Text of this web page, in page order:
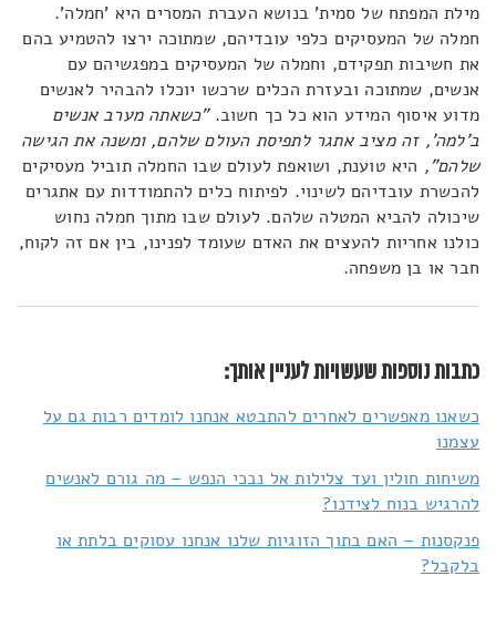
מילת המפתח של סמית' בנושא העברת המסרים היא 'חמלה'.
חמלה של המעסיקים כלפי עובדיהם, שמתוכה ירצו להטמיע בהם
את חשיבות תפקידם, וחמלה של המעסיקים במפגשיהם עם
אנשים, שמתוכה ובעזרת הכלים שרכשו יוכלו להבהיר לאנשים
מדוע איסוף המידע הוא כל כך חשוב."כשאתה מערב אנשים
ב'למה', זה מציב אתגר לתפיסת העולם שלהם, ומשנה את הגישה
שלהם", היא טוענת, ושואפת לעולם שבו החמלה תוביל מעסיקים
להכשרת עובדיהם לשינוי. לפיתוח כלים להתמודדות עם אתגרים
שיכולה להביא המטלה שלהם. לעולם שבו מתוך חמלה נחוש
כולנו אחריות להעצים את האדם שעומד לפנינו, בין אם זה לקוח,
חבר או בן משפחה.
כתבות נוספות שעשויות לעניין אותך:
כשאנו מאפשרים לאחרים להתבטא אנחנו לומדים רבות גם על
עצמנו
משיחות חולין ועד צלילות אל נבכי הנפש – מה גורם לאנשים
להרגיש בנוח לצידנו?
פנקסנות – האם בתוך הזוגיות שלנו אנחנו עסוקים בלתת או
בלקבל?